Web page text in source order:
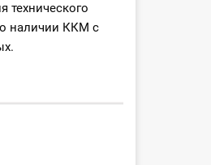
технического
о наличии ККМ с